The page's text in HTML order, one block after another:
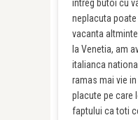
intreg butoi cu
neplacuta
vacanta
la Venetia, am
italianca
ramas mai vie
placute pe care
faptului ca toti